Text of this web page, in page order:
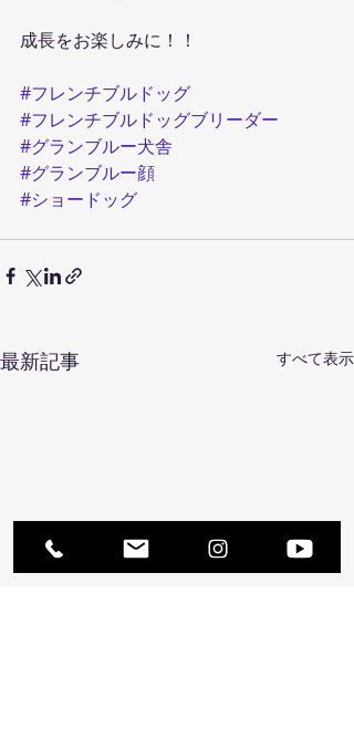
成長をお楽しみに！！
#フレンチブルドッグ
#フレンチブルドッグブリーダー
#グランブルー犬舎
#グランブルー顔
#ショードッグ
最新記事 すべて表示